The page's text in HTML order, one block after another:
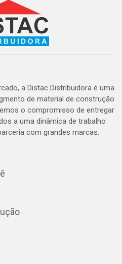
a Distac Distribuidora é uma
de material de construção
o compromisso de entregar
a uma dinâmica de trabalho
com grandes marcas.